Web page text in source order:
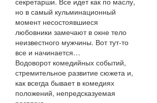
но в самый кульминационный
момент несостоявшиеся
любовники замечают в окне тело
неизвестного мужчины. Вот тут-то
все и начинается…
Водоворот комедийных событий,
стремительное развитие сюжета и,
как всегда бывает в комедиях
положений, непредсказуемая